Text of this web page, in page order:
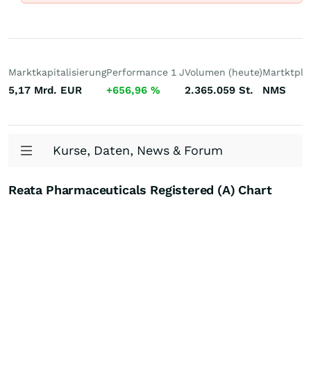
Marktkapitalisierung
5,17 Mrd. EUR
Performance 1 J
+656,96 %
Volumen (heute)
2.365.059 St. NMS
Kurse, Daten, News & Forum
Reata Pharmaceuticals Registered (A) Chart